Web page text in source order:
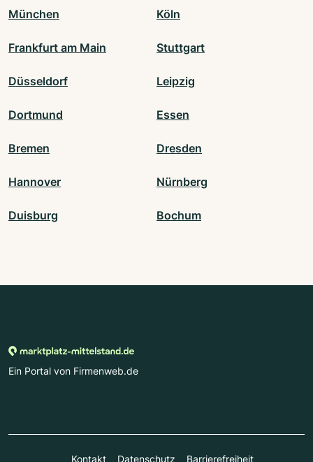
München Köln
Frankfurt am Main Stuttgart
Düsseldorf Leipzig
Dortmund Essen
Bremen Dresden
Hannover Nürnberg
Duisburg Bochum
Ein Portal von Firmenweb.de
Kontakt Datenschutz Barrierefreiheit